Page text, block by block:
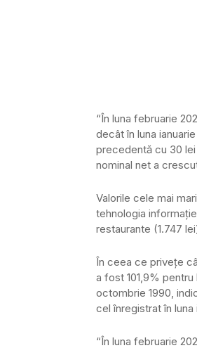
“În luna februarie
decât în luna
precedentă cu 30
nominal net a
Valorile cele mai
tehnologia
restaurante (1.747
În ceea ce priveţe
a fost 101,9%
octombrie 1990,
cel înregistrat în luna
“În luna februarie